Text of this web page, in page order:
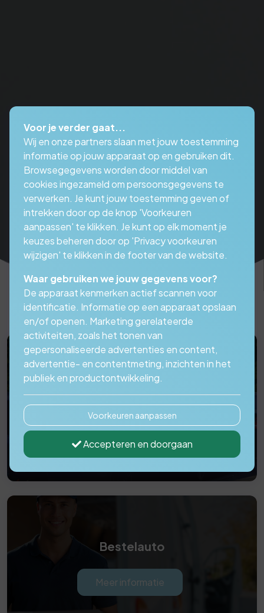
Autoverzekering (zakelijk)
Meer informatie
Bestelauto
Meer informatie
Voor je verder gaat...
Wij en onze partners slaan met jouw toestemming
informatie op jouw apparaat op en gebruiken dit.
Browsegegevens worden door middel van
cookies ingezameld om persoonsgegevens te
verwerken. Je kunt jouw toestemming geven of
intrekken door op de knop 'Voorkeuren
aanpassen' te klikken. Je kunt op elk moment je
keuzes beheren door op 'Privacy voorkeuren
wijzigen' te klikken in de footer van de website.
Waar gebruiken we jouw gegevens voor?
De apparaat kenmerken actief scannen voor
identificatie. Informatie op een apparaat opslaan
en/of openen. Marketing gerelateerde
activiteiten, zoals het tonen van
gepersonaliseerde advertenties en content,
advertentie- en contentmeting, inzichten in het
publiek en productontwikkeling.
Voorkeuren aanpassen
Accepteren en doorgaan